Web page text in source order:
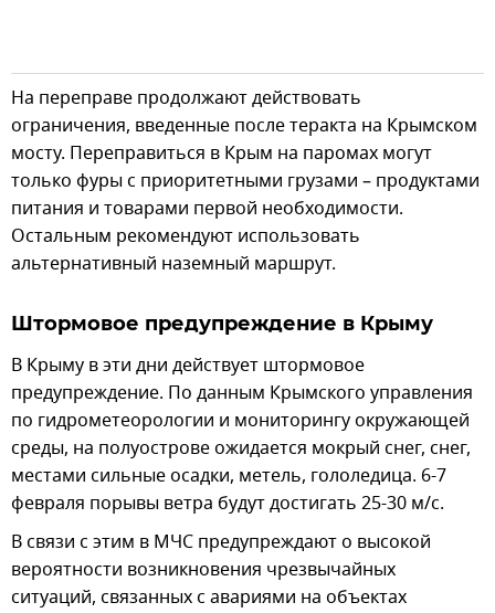
На переправе продолжают действовать
ограничения, введенные после теракта на Крымском
мосту. Переправиться в Крым на паромах могут
только фуры с приоритетными грузами – продуктами
питания и товарами первой необходимости.
Остальным рекомендуют использовать
альтернативный наземный маршрут.
Штормовое предупреждение в Крыму
В Крыму в эти дни действует штормовое
предупреждение. По данным Крымского управления
по гидрометеорологии и мониторингу окружающей
среды, на полуострове ожидается мокрый снег, снег,
местами сильные осадки, метель, гололедица. 6-7
февраля порывы ветра будут достигать 25-30 м/с.
В связи с этим в МЧС предупреждают о высокой
вероятности возникновения чрезвычайных
ситуаций, связанных с авариями на объектах